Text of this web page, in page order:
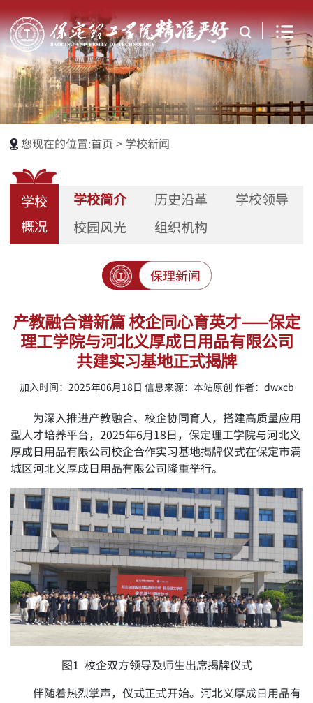
您现在的位置:首页 > 学校新闻
学校
概况
学校简介 历史沿革 学校领导
校园风光 组织机构
保理新闻
产教融合谱新篇 校企同心育英才——保定
理工学院与河北义厚成日用品有限公司
共建实习基地正式揭牌
加入时间：2025年06月18日 信息来源：本站原创 作者：dwxcb
为深入推进产教融合、校企协同育人，搭建高质量应用
型人才培养平台，2025年6月18日，保定理工学院与河北义
厚成日用品有限公司校企合作实习基地揭牌仪式在保定市满
城区河北义厚成日用品有限公司隆重举行。
图1 校企双方领导及师生出席揭牌仪式
伴随着热烈掌声，仪式正式开始。河北义厚成日用品有